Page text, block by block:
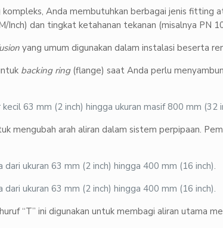
Anda membutuhkan berbagai jenis fitting
Inch) dan tingkat ketahanan tekanan (misalnya PN
yang umum digunakan dalam instalasi beserta
backing ring(flange) saat Anda perlu
63 mm (2 inch) hingga ukuran masif 800 mm (32
mengubah arah aliran dalam sistem perpipaan.
dari ukuran 63 mm (2 inch) hingga 400 mm (16 inch).
dari ukuran 63 mm (2 inch) hingga 400 mm (16 inch).
“T” ini digunakan untuk membagi aliran utama